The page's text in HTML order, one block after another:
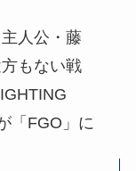
人公・藤
もない戦
「FGO」に